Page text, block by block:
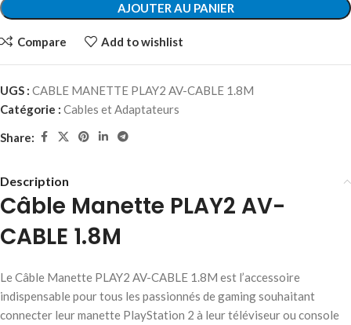
AJOUTER AU PANIER
Compare Add to wishlist
UGS : CABLE MANETTE PLAY2 AV-CABLE 1.8M
Catégorie : Cables et Adaptateurs
Share:
Description
Câble Manette PLAY2 AV-
CABLE 1.8M
Le Câble Manette PLAY2 AV-CABLE 1.8M est l’accessoire
indispensable pour tous les passionnés de gaming souhaitant
connecter leur manette PlayStation 2 à leur téléviseur ou console